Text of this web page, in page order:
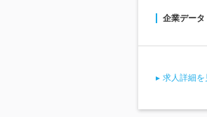
企業データ
求人詳細を